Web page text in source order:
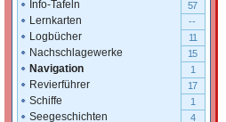
Info-Tafeln 57
Lernkarten --
Logbücher 11
Nachschlagewerke 15
Navigation 1
Revierführer 17
Schiffe 1
Seegeschichten 4